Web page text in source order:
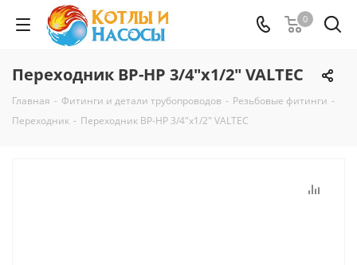
0
Переходник ВР-НР 3/4"x1/2" VALTEC
Главная - Фитинги и детали трубопроводов - Резьбовые фитинги -
Переходник - Переходник ВР-НР 3/4"x1/2" VALTEC